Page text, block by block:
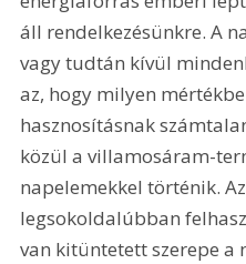
áll rendelkezésünkre. A
vagy tudtán kívül
az, hogy milyen
hasznosításnak
közül a villamosáram-
napelemekkel történik.
legsokoldalúbban
van kitüntetett szerepe a